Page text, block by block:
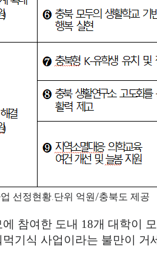
선정현황.단위 억원/충북도 제공
에 참여한 도내 18개 대학이
먹기식 사업이라는 불만이 거